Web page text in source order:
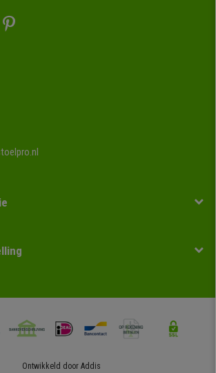
Ontwikkeld door Addis